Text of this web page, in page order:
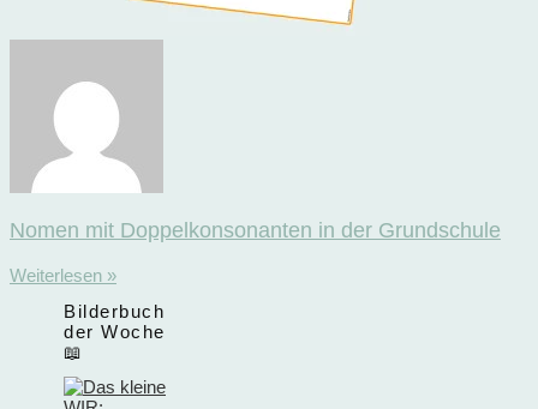
Nomen mit Doppelkonsonanten in der Grundschule
Weiterlesen »
Bilderbuch
der Woche
📖